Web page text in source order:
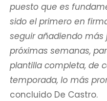
puesto que es
sido el primero en
seguir añadiendo más
próximas semanas,
plantilla completa, de
temporada, lo más
concluido De Castro.